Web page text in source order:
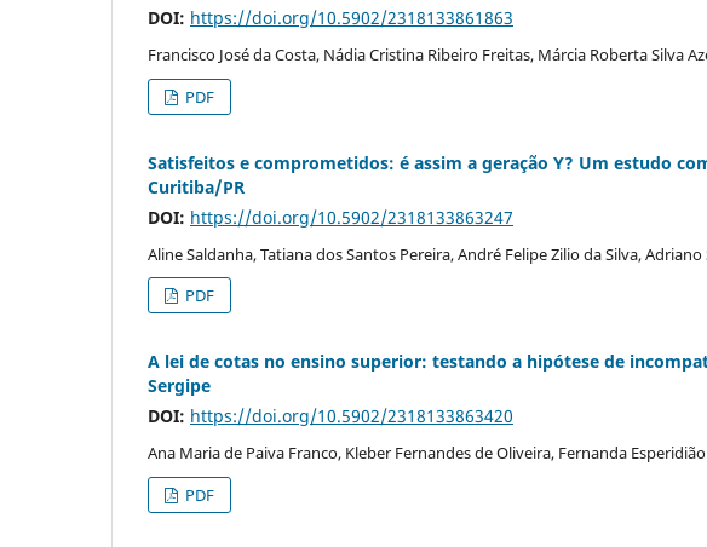
DOI: https://doi.org/10.5902/2318133861863
Francisco José da Costa, Nádia Cristina Ribeiro Freitas, Márcia Roberta Silva
PDF
Satisfeitos e comprometidos: é assim a geração Y? Um estudo
Curitiba/PR
DOI: https://doi.org/10.5902/2318133863247
Aline Saldanha, Tatiana dos Santos Pereira, André Felipe Zilio da Silva,
PDF
A lei de cotas no ensino superior: testando a hipótese de
Sergipe
DOI: https://doi.org/10.5902/2318133863420
Ana Maria de Paiva Franco, Kleber Fernandes de Oliveira, Fernanda Esperidião
PDF